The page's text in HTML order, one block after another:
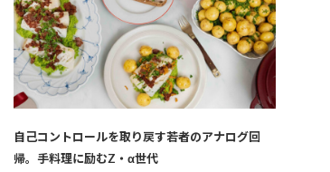
自己コントロールを取り戻す若者のアナログ回
帰。手料理に励むZ・α世代